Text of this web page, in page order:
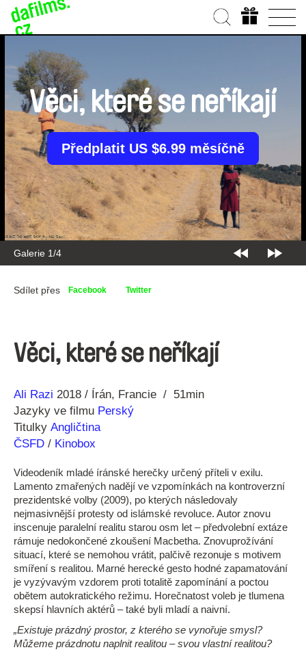
Galerie 2/4
Věci, které se neříkají
Předplatit US $6.99 měsíčně
Sdílet přes Facebook Twitter
Věci, které se neříkají
Režie
Ali Razi
Rok 2018 Írán Francie
51min
Jazyky ve filmu Perský
Titulky Angličtina
ČSFD / Kinobox
Videodeník mladé íránské herečky určený příteli v exilu.
Lamento zmařených nadějí ve vzpomínkách na kontroverzní
prezidentské volby (2009), po kterých následovaly
nejmasivnější protesty od islámské revoluce. Autor znovu
inscenuje paralelní realitu starou osm let – předvolební extáze
rámuje nedokončené zkoušení Macbetha. Znovuprožívání
situací, které se nemohou vrátit, palčivě rezonuje s motivem
smíření s realitou. Marné herecké gesto hodné zapamatování
je vyzývavým vzdorem proti totalitě zapomínání a poctou
obětem autokratického režimu. Horečnatost voleb je tlumena
skepsí hlavních aktérů – také byli mladí a naivní.
„Existuje prázdný prostor, z kterého se vynořuje smysl?
Můžeme prázdnotu naplnit realitou – svou vlastní realitou?